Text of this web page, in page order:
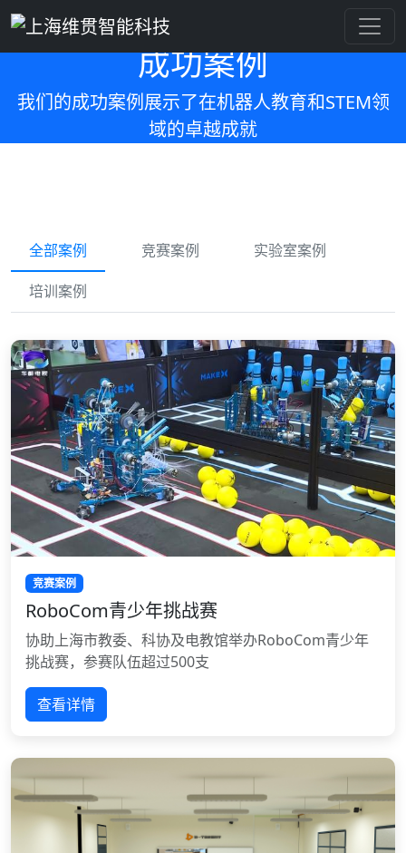
成功案例
我们的成功案例展示了在机器人教育和STEM领
域的卓越成就
全部案例 竞赛案例 实验室案例
培训案例
竞赛案例
RoboCom青少年挑战赛
协助上海市教委、科协及电教馆举办RoboCom青少年
挑战赛，参赛队伍超过500支
查看详情